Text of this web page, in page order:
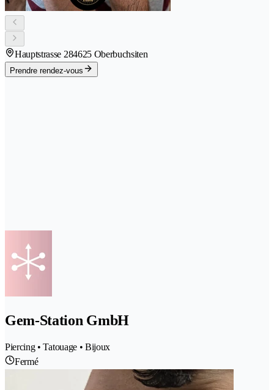
Hauptstrasse 284625 Oberbuchsiten
Prendre rendez-vous
Gem-Station GmbH
Piercing • Tatouage • Bijoux
Fermé